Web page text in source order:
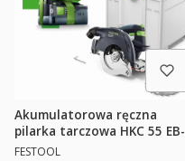
Akumulatorowa ręczna
pilarka tarczowa HKC 55 EB-
PRODUCENT
FESTOOL